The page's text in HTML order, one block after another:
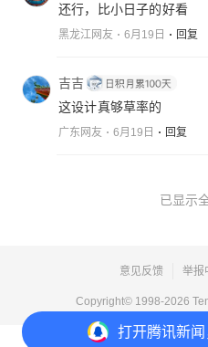
打开腾讯新
还行，比小日子的好看
黑龙江网友 6月19日 回复
吉吉
这设计真够草率的
广东网友 6月19日 回复
已显示
意见反馈 举报
Copyright© 1998-2026